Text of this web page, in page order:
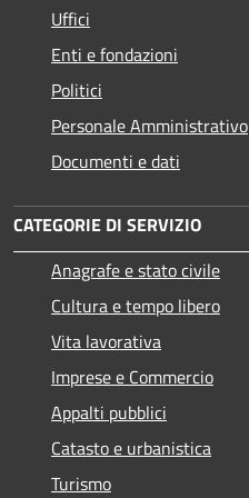
Uffici
Enti e fondazioni
Politici
Personale Amministrativo
Documenti e dati
CATEGORIE DI SERVIZIO
Anagrafe e stato civile
Cultura e tempo libero
Vita lavorativa
Imprese e Commercio
Appalti pubblici
Catasto e urbanistica
Turismo